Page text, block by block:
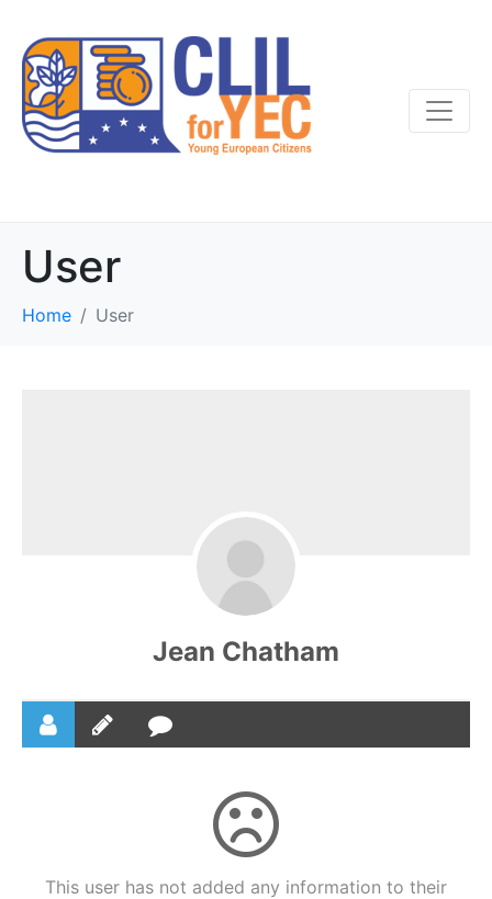
User
Home User
Jean Chatham
This user has not added any information to their